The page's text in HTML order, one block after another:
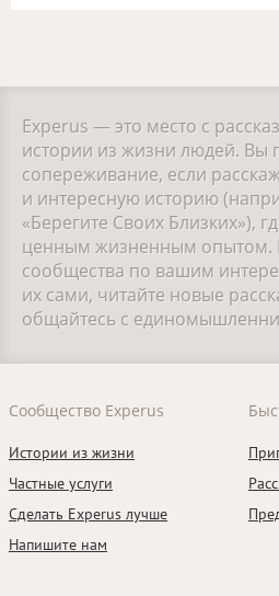
Experus — это место с
истории из жизни людей. Вы
сопереживание, если
и интересную историю
«Берегите Своих Близких»),
ценным жизненным опытом.
сообщества по вашим
их сами, читайте новые
общайтесь с
Сообщество Experus
Истории из жизни
Частные услуги
Сделать Experus лучше
Напишите нам